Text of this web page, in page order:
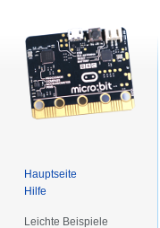
Hauptseite
Hilfe
Leichte Beispiele